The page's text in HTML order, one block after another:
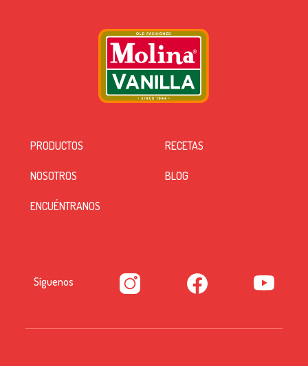
PRODUCTOS RECETAS
NOSOTROS BLOG
ENCUÉNTRANOS
Síguenos